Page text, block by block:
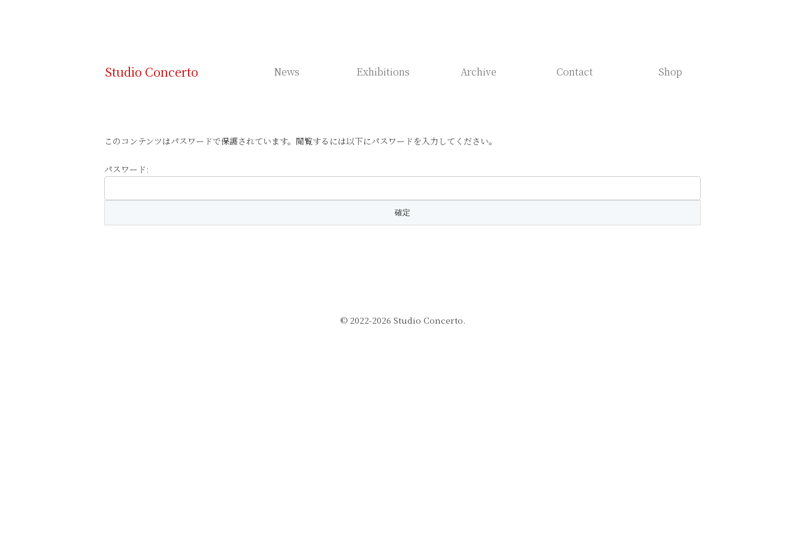
Studio Concerto News Exhibitions Archive Contact Shop
このコンテンツはパスワードで保護されています。閲覧するには以下にパスワードを入力してください。
パスワード:
© 2022-2026 Studio Concerto.